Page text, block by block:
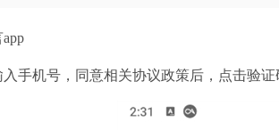
手机号，同意相关协议政策后，点击验证